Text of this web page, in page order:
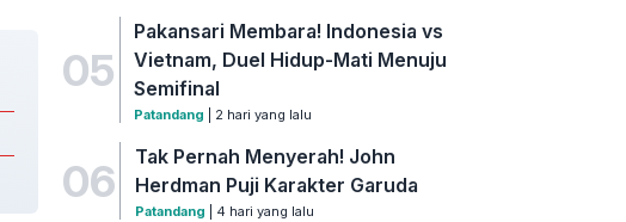
05
Pakansari Membara! Indonesia vs
Vietnam, Duel Hidup-Mati Menuju
Semifinal
Patandang | 2 hari yang lalu
06
Tak Pernah Menyerah! John
Herdman Puji Karakter Garuda
Patandang | 4 hari yang lalu